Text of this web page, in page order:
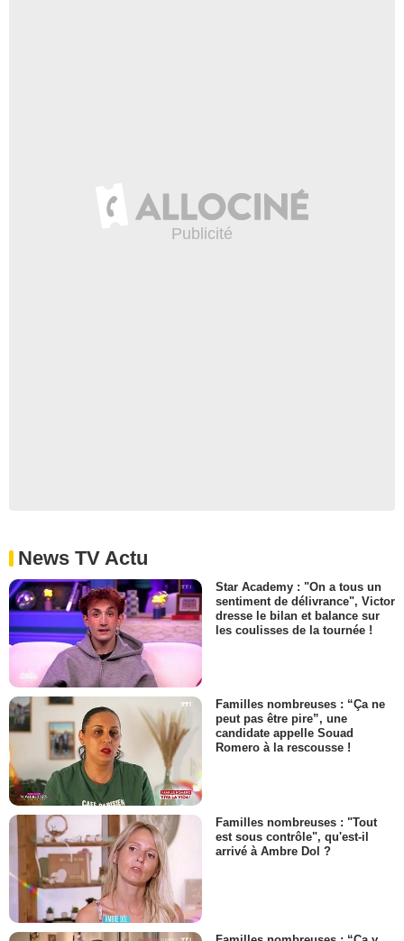
News TV Actu
Star Academy : "On a tous un
sentiment de délivrance", Victor
dresse le bilan et balance sur
les coulisses de la tournée !
Familles nombreuses : “Ça ne
peut pas être pire”, une
candidate appelle Souad
Romero à la rescousse !
Familles nombreuses : "Tout
est sous contrôle", qu'est-il
arrivé à Ambre Dol ?